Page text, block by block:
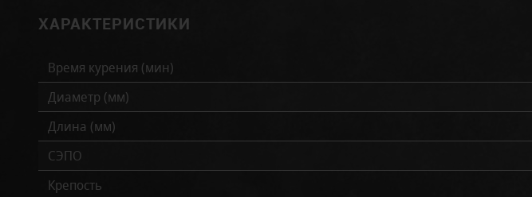
ХАРАКТЕРИСТИКИ
Время курения (мин)
Диаметр (мм)
Длина (мм)
СЭПО
Крепость